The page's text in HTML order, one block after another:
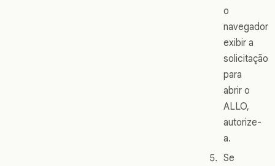
o
navegador
exibir a
solicitação
para
abrir o
ALLO,
autorize-
a.
Se